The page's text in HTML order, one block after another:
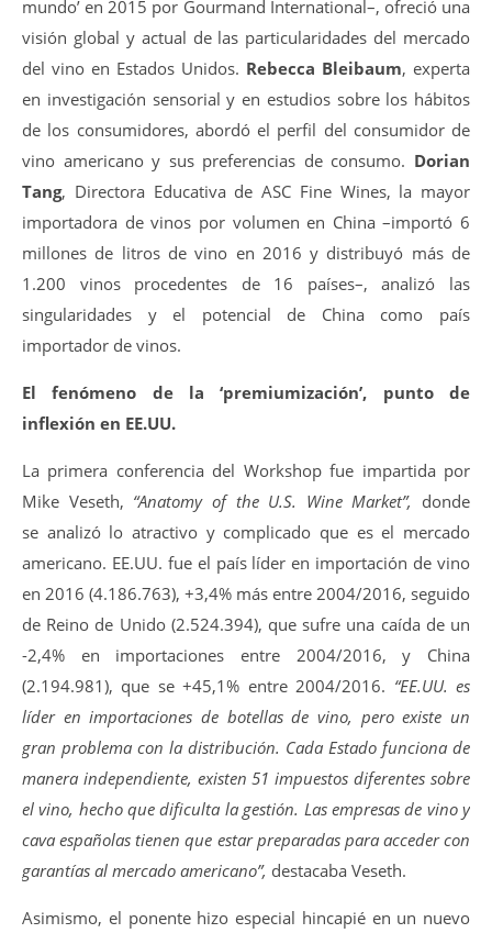
mundo’ en 2015 por Gourmand International–, ofreció una
visión global y actual de las particularidades del mercado
del vino en Estados Unidos. Rebecca Bleibaum, experta
en investigación sensorial y en estudios sobre los hábitos
de los consumidores, abordó el perfil del consumidor de
vino americano y sus preferencias de consumo. Dorian
Tang, Directora Educativa de ASC Fine Wines, la mayor
importadora de vinos por volumen en China –importó 6
millones de litros de vino en 2016 y distribuyó más de
1.200 vinos procedentes de 16 países–, analizó las
singularidades y el potencial de China como país
importador de vinos.
El fenómeno de la ‘premiumización’, punto de
inflexión en EE.UU.
La primera conferencia del Workshop fue impartida por
Mike Veseth, “Anatomy of the U.S. Wine Market”, donde
se analizó lo atractivo y complicado que es el mercado
americano. EE.UU. fue el país líder en importación de vino
en 2016 (4.186.763), +3,4% más entre 2004/2016, seguido
de Reino de Unido (2.524.394), que sufre una caída de un
-2,4% en importaciones entre 2004/2016, y China
(2.194.981), que se +45,1% entre 2004/2016. “EE.UU. es
líder en importaciones de botellas de vino, pero existe un
gran problema con la distribución. Cada Estado funciona de
manera independiente, existen 51 impuestos diferentes sobre
el vino, hecho que dificulta la gestión. Las empresas de vino y
cava españolas tienen que estar preparadas para acceder con
garantías al mercado americano”, destacaba Veseth.
Asimismo, el ponente hizo especial hincapié en un nuevo